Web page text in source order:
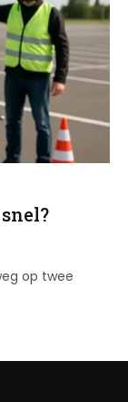
op twee